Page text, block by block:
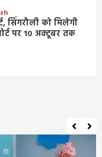
सिंगरौली को मिलेगी
पर 10 अक्टूबर तक